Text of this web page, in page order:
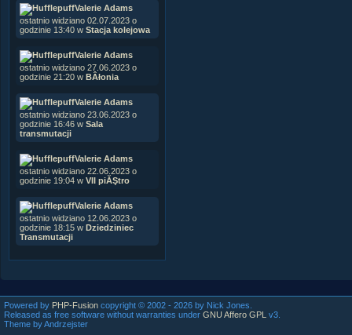
Valerie Adams
ostatnio widziano 02.07.2023 o
godzinie 13:40 w Stacja kolejowa
Valerie Adams
ostatnio widziano 27.06.2023 o
godzinie 21:20 w BÂłonia
Valerie Adams
ostatnio widziano 23.06.2023 o
godzinie 16:46 w Sala
transmutacji
Valerie Adams
ostatnio widziano 22.06.2023 o
godzinie 19:04 w VII piĂŞtro
Valerie Adams
ostatnio widziano 12.06.2023 o
godzinie 18:15 w Dziedziniec
Transmutacji
Powered by PHP-Fusion copyright © 2002 - 2026 by Nick Jones.
Released as free software without warranties under GNU Affero GPL
v3.
Theme by Andrzejster